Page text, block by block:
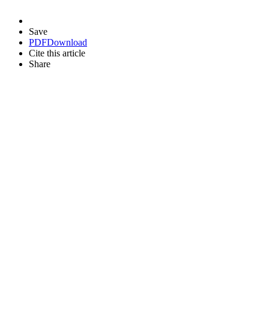
Save
PDFDownload
Cite this article
Share